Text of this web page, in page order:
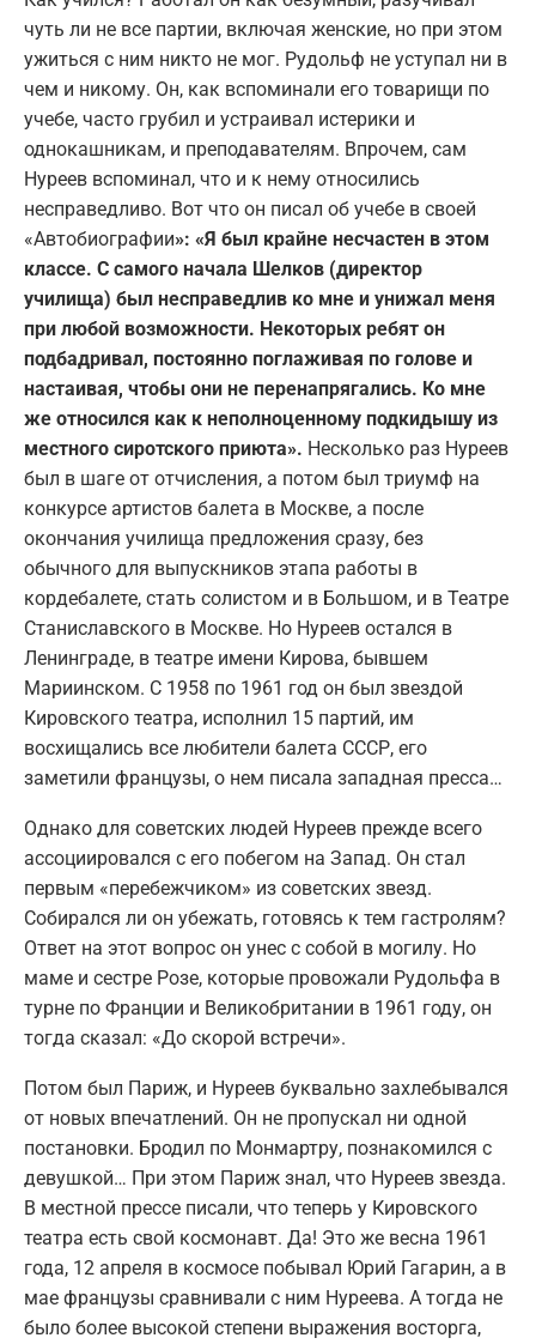
чуть ли не все партии, включая женские, но при этом
ужиться с ним никто не мог. Рудольф не уступал ни в
чем и никому. Он, как вспоминали его товарищи по
учебе, часто грубил и устраивал истерики и
однокашникам, и преподавателям. Впрочем, сам
Нуреев вспоминал, что и к нему относились
несправедливо. Вот что он писал об учебе в своей
«Автобиографии»: «Я был крайне несчастен в этом
классе. С самого начала Шелков (директор
училища) был несправедлив ко мне и унижал меня
при любой возможности. Некоторых ребят он
подбадривал, постоянно поглаживая по голове и
настаивая, чтобы они не перенапрягались. Ко мне
же относился как к неполноценному подкидышу из
местного сиротского приюта». Несколько раз Нуреев
был в шаге от отчисления, а потом был триумф на
конкурсе артистов балета в Москве, а после
окончания училища предложения сразу, без
обычного для выпускников этапа работы в
кордебалете, стать солистом и в Большом, и в Театре
Станиславского в Москве. Но Нуреев остался в
Ленинграде, в театре имени Кирова, бывшем
Мариинском. С 1958 по 1961 год он был звездой
Кировского театра, исполнил 15 партий, им
восхищались все любители балета СССР, его
заметили французы, о нем писала западная пресса…
Однако для советских людей Нуреев прежде всего
ассоциировался с его побегом на Запад. Он стал
первым «перебежчиком» из советских звезд.
Собирался ли он убежать, готовясь к тем гастролям?
Ответ на этот вопрос он унес с собой в могилу. Но
маме и сестре Розе, которые провожали Рудольфа в
турне по Франции и Великобритании в 1961 году, он
тогда сказал: «До скорой встречи».
Потом был Париж, и Нуреев буквально захлебывался
от новых впечатлений. Он не пропускал ни одной
постановки. Бродил по Монмартру, познакомился с
девушкой… При этом Париж знал, что Нуреев звезда.
В местной прессе писали, что теперь у Кировского
театра есть свой космонавт. Да! Это же весна 1961
года, 12 апреля в космосе побывал Юрий Гагарин, а в
мае французы сравнивали с ним Нуреева. А тогда не
было более высокой степени выражения восторга,